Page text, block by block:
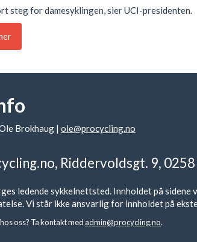
steg for damesyklingen, sier UCI-presidenten.
Brokhaug | ole@procycling.no
Riddervoldsgt. 9,
ledende sykkelnettsted. Innholdet på
Vi står ikke ansvarlig for innholdet på
oss? Ta kontakt medadmin@procycling.no.